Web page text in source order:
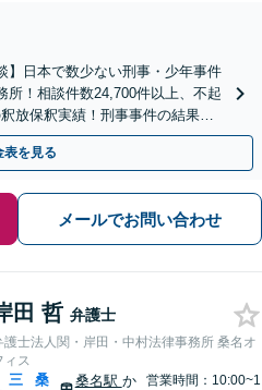
】日本で数少ない刑事・少年事件
所！相談件数24,700件以上、不起
放保釈実績！刑事事件の結果は
相談無料】
表を見る
メールでお問い合わせ
田 哲 弁護士
護士法人関・岸田・中村法律事務所 桑名オ
ィス
三
桑
桑名駅 か
営業時間：10:00~1